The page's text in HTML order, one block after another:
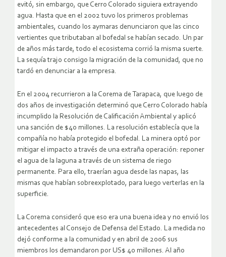
evitó, sin embargo, que Cerro Colorado siguiera extrayendo
agua. Hasta que en el 2002 tuvo los primeros problemas
ambientales, cuando los aymaras denunciaron que las cinco
vertientes que tributaban al bofedal se habían secado. Un par
de años más tarde, todo el ecosistema corrió la misma suerte.
La sequía trajo consigo la migración de la comunidad, que no
tardó en denunciar a la empresa.
En el 2004 recurrieron a la Corema de Tarapaca, que luego de
dos años de investigación determinó que Cerro Colorado había
incumplido la Resolución de Calificación Ambiental y aplicó
una sanción de $40 millones. La resolución establecía que la
compañía no había protegido el bofedal. La minera optó por
mitigar el impacto a través de una extraña operación: reponer
el agua de la laguna a través de un sistema de riego
permanente. Para ello, traerían agua desde las napas, las
mismas que habían sobreexplotado, para luego verterlas en la
superficie.
La Corema consideró que eso era una buena idea y no envió los
antecedentes al Consejo de Defensa del Estado. La medida no
dejó conforme a la comunidad y en abril de 2006 sus
miembros los demandaron por US$ 40 millones. Al año